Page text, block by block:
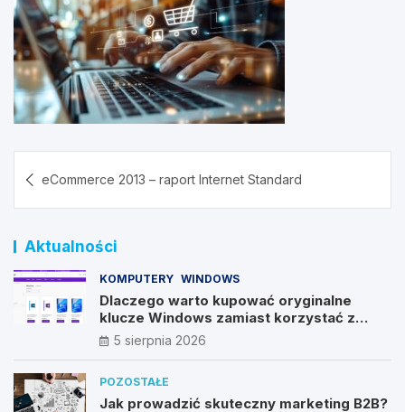
wpisu
eCommerce 2013 – raport Internet Standard
Aktualności
KOMPUTERY WINDOWS
Dlaczego warto kupować oryginalne
klucze Windows zamiast korzystać z
nieautoryzowanych źródeł?
5 sierpnia 2026
POZOSTAŁE
Jak prowadzić skuteczny marketing B2B?